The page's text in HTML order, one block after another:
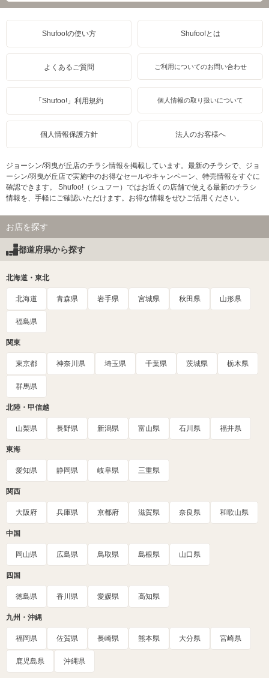
Shufoo!の使い方 Shufoo!とは
よくあるご質問 ご利用についてのお問い合わせ
「Shufoo!」利用規約 個人情報の取り扱いについて
個人情報保護方針 法人のお客様へ
ジョーシン/羽曳が丘店のチラシ情報を掲載しています。最新のチラシで、ジョ
ーシン/羽曳が丘店で実施中のお得なセールやキャンペーン、特売情報をすぐに
確認できます。 Shufoo!（シュフー）ではお近くの店舗で使える最新のチラシ
情報を、手軽にご確認いただけます。お得な情報をぜひご活用ください。
お店を探す
都道府県から探す
北海道・東北
北海道 青森県 岩手県 宮城県 秋田県 山形県
福島県
関東
東京都 神奈川県 埼玉県 千葉県 茨城県 栃木県
群馬県
北陸・甲信越
山梨県 長野県 新潟県 富山県 石川県 福井県
東海
愛知県 静岡県 岐阜県 三重県
関西
大阪府 兵庫県 京都府 滋賀県 奈良県 和歌山県
中国
岡山県 広島県 鳥取県 島根県 山口県
四国
徳島県 香川県 愛媛県 高知県
九州・沖縄
福岡県 佐賀県 長崎県 熊本県 大分県 宮崎県
鹿児島県 沖縄県